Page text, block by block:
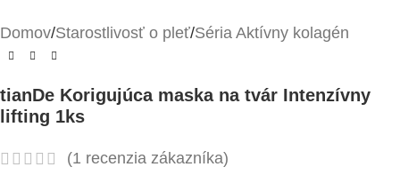
Domov/Starostlivosť o pleť/Séria Aktívny kolagén
tianDe Korigujúca maska na tvár Intenzívny
lifting 1ks
(1 recenzia zákazníka)